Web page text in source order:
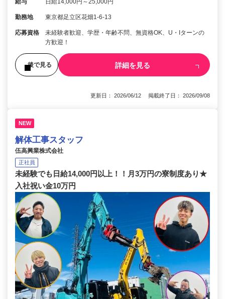
勤務地 東京都足立区花畑1-6-13
応募資格
未経験者歓迎、学歴・年齢不問、無資格OK、U・Iターンの
方歓迎！
後で見る 詳細を見る
更新日： 2026/06/12 掲載終了日： 2026/09/08
NEW
解体工事スタッフ
伍高興業株式会社
正社員
未経験でも日給14,000円以上！！月3万円の寮制度あり★
入社祝い金10万円